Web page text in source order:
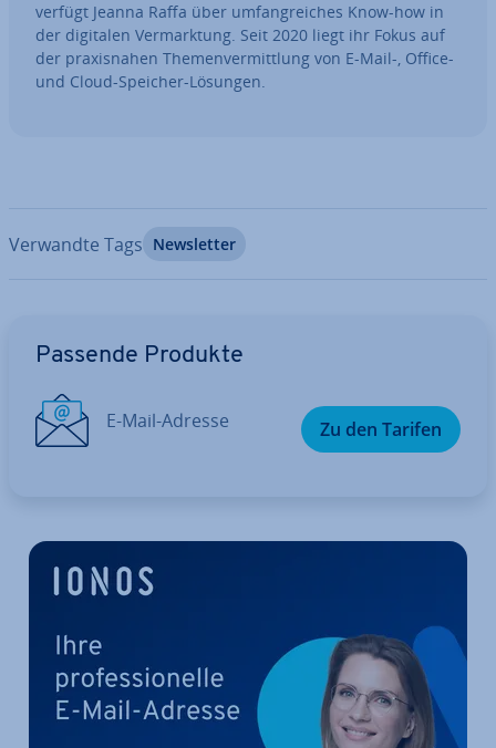
verfügt Jeanna Raffa über um­fang­rei­ches Know-how in
der digitalen Ver­mark­tung. Seit 2020 liegt ihr Fokus auf
der pra­xis­na­hen The­men­ver­mitt­lung von E-Mail-, Office-
und Cloud-Speicher-Lösungen.
Verwandte Tags News­let­ter
Passende Produkte
E-Mail-Adresse Zu den Tarifen